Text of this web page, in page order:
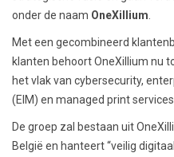
onder de naam OneXillium
Met een gecombineerd
klanten behoort OneXillium nu
het vlak van cybersecurity,
(EIM) en managed print services
De groep zal bestaan uit
België en hanteert “veilig